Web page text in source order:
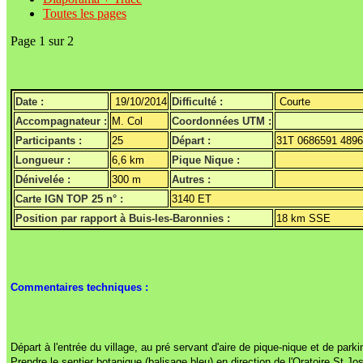
Toutes les pages
Page 1 sur 2
Date : 19/10/2014 Difficulté :
Courte
Accompagnateur : M. Col
Coordonnées UTM :
Participants :
25 Départ :
31T 0686591
Longueur :
6,6 km
Pique Nique :
Dénivelée :
300 m
Autres :
Carte IGN TOP 25 n° :
3140 ET
Position par rapport à Buis-les-Baronnies :
18 km SSE
Commentaires techniques :
Départ à l'entrée du village, au pré servant d'aire de pique-nique et de